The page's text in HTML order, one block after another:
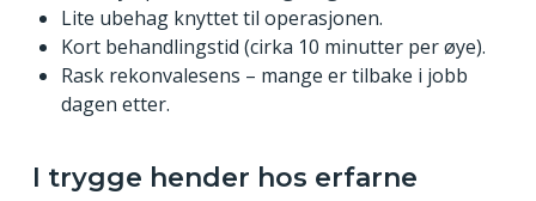
typen linser litt ulikt på de to øynene for å
redusere behovet for lesebriller i etterkant av
operasjonen. Dette kalles
monovision .
ommonovision.
Lite ubehag knyttet til operasjonen.
Kort behandlingstid (cirka 10 minutter per øye).
Rask rekonvalesens – mange er tilbake i jobb
dagen etter.
I trygge hender hos erfarne